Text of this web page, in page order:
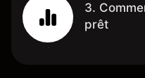
3.
prêt